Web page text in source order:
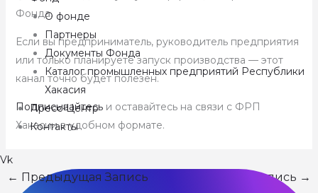
О фонде
Партнеры
Документы Фонда
Каталог промышленных предприятий Республики
Хакасия
Пресс-Центр
Контакты
Vk
Фонда.
Если вы предприниматель, руководитель предприятия
или только планируете запуск производства — этот
канал точно будет полезен.
Подписывайтесьи оставайтесь на связи с ФРП
Хакасии в удобном формате.
← Предыдущая Запись Следующая Запись →